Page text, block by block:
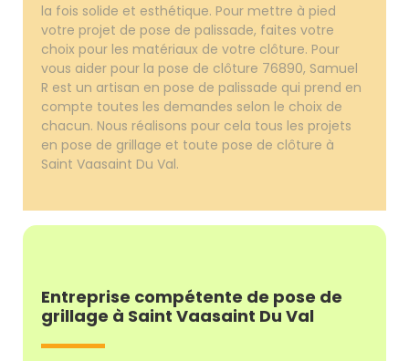
la fois solide et esthétique. Pour mettre à pied
votre projet de pose de palissade, faites votre
choix pour les matériaux de votre clôture. Pour
vous aider pour la pose de clôture 76890, Samuel
R est un artisan en pose de palissade qui prend en
compte toutes les demandes selon le choix de
chacun. Nous réalisons pour cela tous les projets
en pose de grillage et toute pose de clôture à
Saint Vaasaint Du Val.
Entreprise compétente de pose de
grillage à Saint Vaasaint Du Val